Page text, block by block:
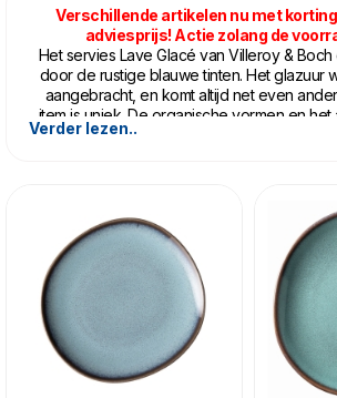
Verschillende artikelen nu met
adviesprijs! Actie zolang de
Het servies Lave Glacé van Villeroy &
door de rustige blauwe tinten. Het glazuur
aangebracht, en komt altijd net even
item is uniek. De organische vormen en
het servies een warme uitstraling.
Gemaakt in Portugal.
Verder lezen..